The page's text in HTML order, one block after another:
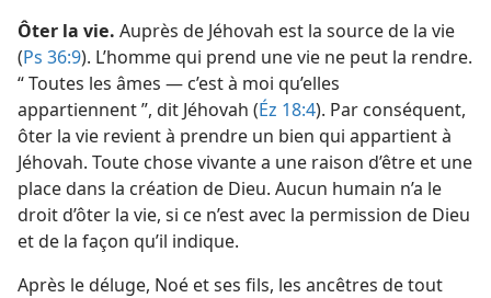
Ôter la vie. Auprès de Jéhovah est la source de la vie
(Ps 36:9). L’homme qui prend une vie ne peut la rendre.
“ Toutes les âmes — c’est à moi qu’elles
appartiennent ”, dit Jéhovah (Éz 18:4). Par conséquent,
ôter la vie revient à prendre un bien qui appartient à
Jéhovah. Toute chose vivante a une raison d’être et une
place dans la création de Dieu. Aucun humain n’a le
droit d’ôter la vie, si ce n’est avec la permission de Dieu
et de la façon qu’il indique.
Après le déluge, Noé et ses fils, les ancêtres de tout